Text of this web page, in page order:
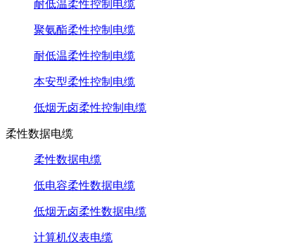
耐低温柔性控制电缆
聚氨酯柔性控制电缆
耐低温柔性控制电缆
本安型柔性控制电缆
低烟无卤柔性控制电缆
柔性数据电缆
柔性数据电缆
低电容柔性数据电缆
低烟无卤柔性数据电缆
计算机仪表电缆